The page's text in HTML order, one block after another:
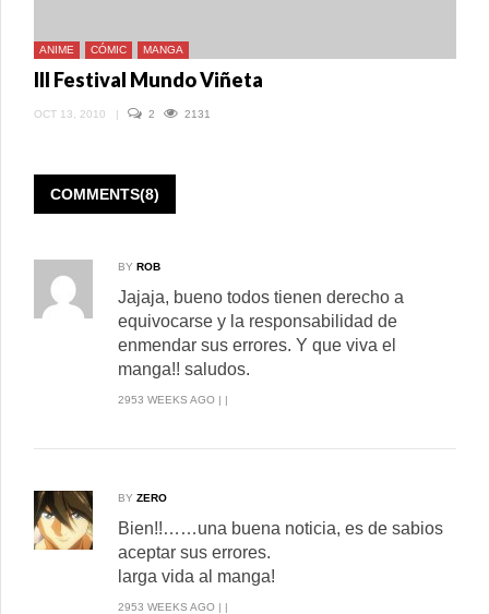
ANIME CÓMIC MANGA
III Festival Mundo Viñeta
OCT 13, 2010 | 2 2131
COMMENTS(8)
BY ROB
Jajaja, bueno todos tienen derecho a
equivocarse y la responsabilidad de
enmendar sus errores. Y que viva el
manga!! saludos.
2953 WEEKS AGO | |
BY ZERO
Bien!!……una buena noticia, es de sabios
aceptar sus errores.
larga vida al manga!
2953 WEEKS AGO | |